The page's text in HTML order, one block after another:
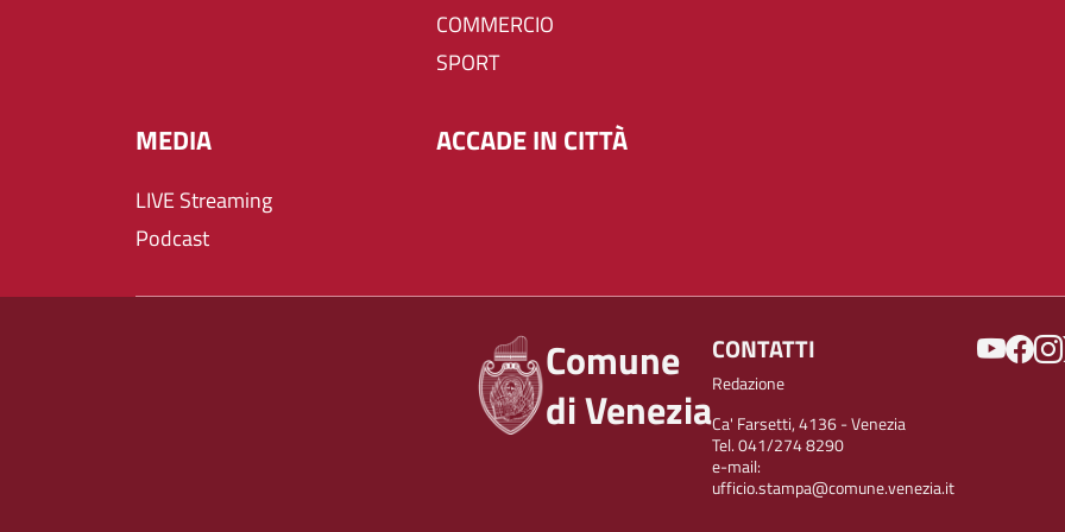
COMMERCIO
SPORT
MEDIA
LIVE Streaming
Podcast
ACCADE IN CITTÀ
Comune
di Venezia
CONTATTI
Redazione
Ca' Farsetti, 4136 - Venezia
Tel. 041/274 8290
e-mail:
ufficio.stampa@comune.venezia.it